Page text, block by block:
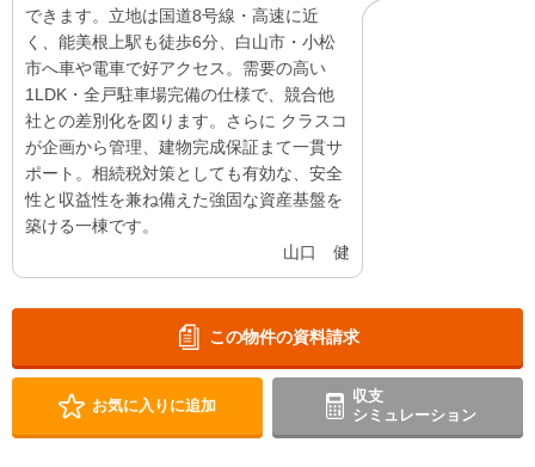
できます。立地は国道8号線・高速に近
く、能美根上駅も徒歩6分、白山市・小松
市へ車や電車で好アクセス。需要の高い
1LDK・全戸駐車場完備の仕様で、競合他
社との差別化を図ります。さらに クラスコ
が企画から管理、建物完成保証まて一貫サ
ポート。相続税対策としても有効な、安全
性と収益性を兼ね備えた強固な資産基盤を
築ける一棟です。
山口 健
この物件の資料請求
お気に入りに追加
収支
シミュレーション